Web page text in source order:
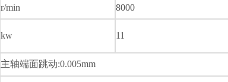
r/min 8000
kw 11
主轴端面跳动:0.005mm